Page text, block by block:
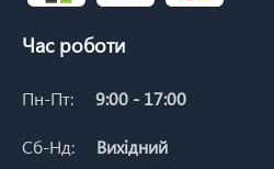
Час роботи
Пн-Пт: 9:00 - 17:00
Сб-Нд: Вихідний